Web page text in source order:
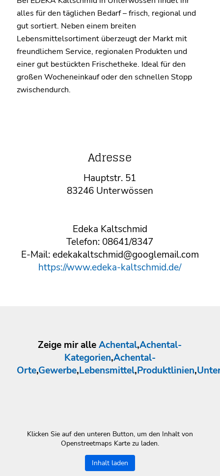
alles für den täglichen Bedarf – frisch, regional und
gut sortiert. Neben einem breiten
Lebensmittelsortiment überzeugt der Markt mit
freundlichem Service, regionalen Produkten und
einer gut bestückten Frischetheke. Ideal für den
großen Wocheneinkauf oder den schnellen Stopp
zwischendurch.
Adresse
Hauptstr. 51
83246 Unterwössen
Edeka Kaltschmid
Telefon: 08641/8347
E-Mail: edekakaltschmid@googlemail.com
https://www.edeka-kaltschmid.de/
Zeige mir alleAchental,Achental-
Kategorien,Achental-
Orte,Gewerbe,Lebensmittel,Produktlinien,
Klicken Sie auf den unteren Button, um den Inhalt von
Openstreetmaps Karte zu laden.
Inhalt laden